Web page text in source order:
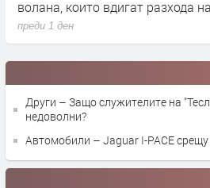
волана, които вдигат разхода
преди 1 ден
Други – Защо служителите на
недоволни?
Автомобили – Jaguar I-PACE срещу